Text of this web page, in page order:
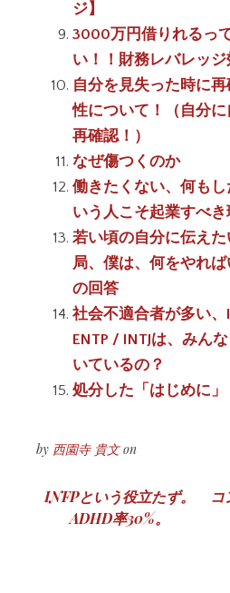
ジ】
3000万円借りれるっ
い！！財務レバレッジ
自分を見失った時に
性について！（自分
再確認！）
なぜ傷つくのか
働きたくない、何も
いう人こそ起業すべき
若い頃の自分に伝え
局、僕は、何をやれ
の回答
社会不適合者が多い、
ENTP / INTJは、みん
いているの？
処分した「はじめに」
by 西園寺 貴文on
投
INFPという役立たず。
ADHD率30%。
コ